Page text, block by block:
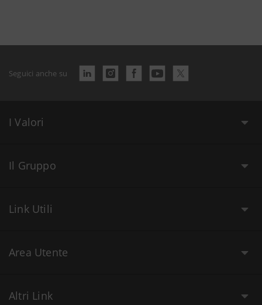
Seguici anche su
I Valori
Il Gruppo
Link Utili
Area Utente
Altri Link